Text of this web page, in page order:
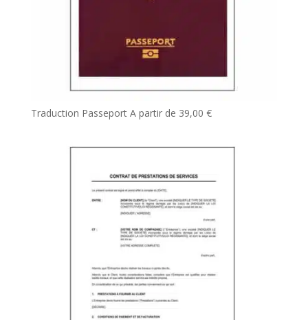
Traduction Passeport A partir de 39,00 €